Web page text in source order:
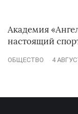
Академия
настоящий
ОБЩЕСТВО 4